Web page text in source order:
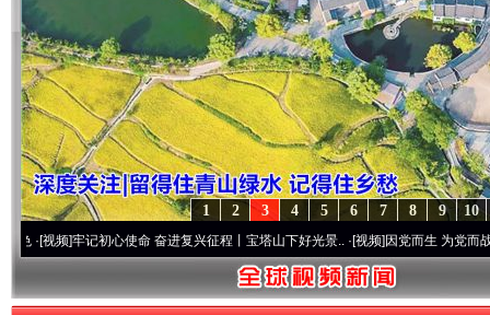
10
9
8
7
6
5
4
3
2
1
牢记初心使命 奋进复兴征程丨宝塔山下好光景..·[视频]因党而生 为党而战——百年“